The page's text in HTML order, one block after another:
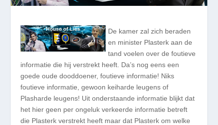
De kamer zal zich beraden
en minister Plasterk aan de
tand voelen over de foutieve
informatie die hij verstrekt heeft. Da’s nog eens een
goede oude dooddoener, foutieve informatie! Niks
foutieve informatie, gewoon keiharde leugens of
Plasharde leugens! Uit onderstaande informatie blijkt dat
het hier geen per ongeluk verkeerde informatie betreft
die Plasterk verstrekt heeft maar dat Plasterk om welke